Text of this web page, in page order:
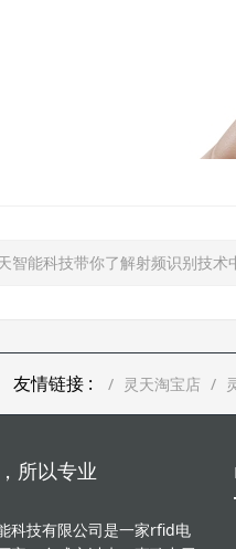
智能科技带你了解射频识别技术
友情链接 : 灵天淘宝店
所以专业
科技有限公司是一家rfid电